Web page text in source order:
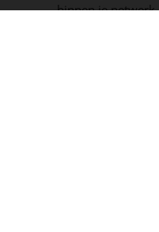
binnen je netwerk.